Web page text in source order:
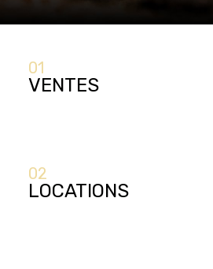
01
VENTES
02
LOCATIONS